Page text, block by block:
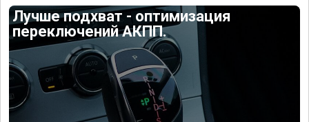
Лучше подхват - оптимизация
переключений АКПП.